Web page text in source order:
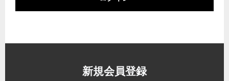
新規会員登録